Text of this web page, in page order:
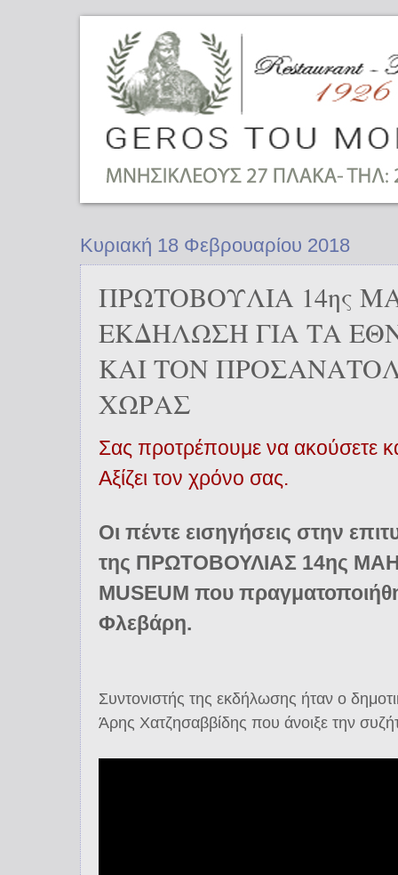
Κυριακή 18 Φεβρουαρίου 2018
ΠΡΩΤΟΒΟΥΛΙΑ 14ης
ΕΚΔΗΛΩΣΗ ΓΙΑ ΤΑ
ΚΑΙ ΤΟΝ
ΧΩΡΑΣ
Σας προτρέπουμε να ακούσετε
Αξίζει τον χρόνο σας.
Οι πέντε εισηγήσεις στην
της ΠΡΩΤΟΒΟΥΛΙΑΣ 14ης ΜΑΗ
MUSEUM που
Φλεβάρη.
Συντονιστής της εκδήλωσης ήταν ο
Άρης Χατζησαββίδης που άνοιξε την